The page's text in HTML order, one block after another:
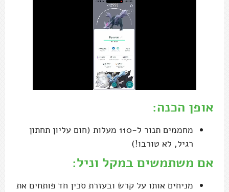
אופן הכנה:
מחממים תנור ל-110 מעלות (חום עליון תחתון
רגיל, לא טורבו!)
אם משתמשים במקל וניל:
מניחים אותו על קרש ובעזרת סכין חד פותחים את